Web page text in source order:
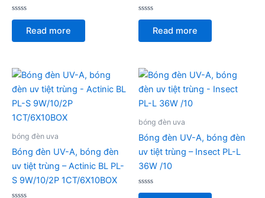
Rated
of
Read more
Rated
of
Read more
bóng đèn uva
Bóng đèn UV-A, bóng đèn
uv tiệt trùng – Actinic BL PL-
S 9W/10/2P 1CT/6X10BOX
bóng đèn uva
Bóng đèn UV-A, bóng đèn
uv tiệt trùng – Insect PL-L
36W /10
Rated